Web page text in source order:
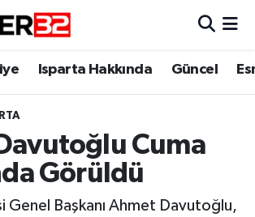
Isparta Hakkında Güncel
Cuma
Görüldü
Genel Başkanı Ahmet Davutoğlu,
ki;
Eczaneler
Yoğunluk Haritası
Durumu ve Fikstür